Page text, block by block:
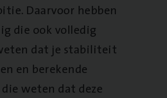
Daarvoor hebben
die ook volledig
dat je stabiliteit
en berekende
weten dat deze